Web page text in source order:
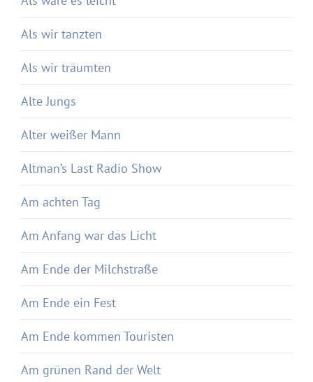
Als wir tanzten
Als wir träumten
Alte Jungs
Alter weißer Mann
Altman’s Last Radio Show
Am achten Tag
Am Anfang war das Licht
Am Ende der Milchstraße
Am Ende ein Fest
Am Ende kommen Touristen
Am grünen Rand der Welt